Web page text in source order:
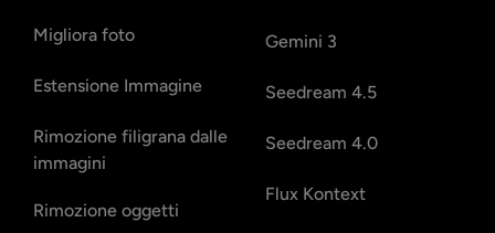
Migliora foto
Estensione Immagine
Rimozione filigrana dalle
immagini
Rimozione oggetti
Gemini 3
Seedream 4.5
Seedream 4.0
Flux Kontext